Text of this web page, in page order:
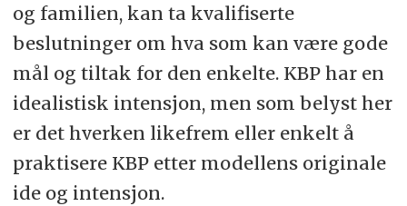
og familien, kan ta kvalifiserte
beslutninger om hva som kan være gode
mål og tiltak for den enkelte. KBP har en
idealistisk intensjon, men som belyst her
er det hverken likefrem eller enkelt å
praktisere KBP etter modellens originale
ide og intensjon.